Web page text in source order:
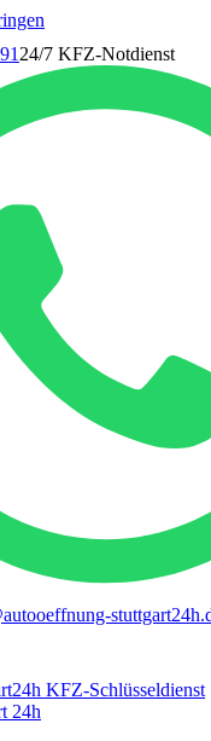
24/7 KFZ-Notdienst
24h KFZ-Schlüsseldienst
24h